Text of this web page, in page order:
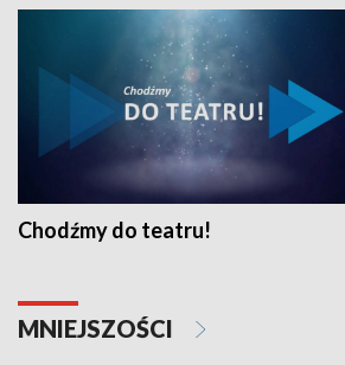
Chodźmy do teatru!
MNIEJSZOŚCI